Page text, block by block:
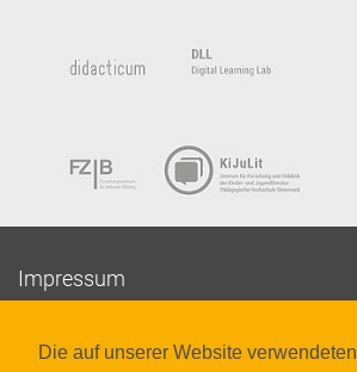
Die auf unserer Website verwendeten
Impressum
Datenschutzerklärung